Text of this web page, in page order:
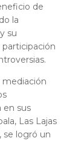
de
la
su
mediación
en sus
Las Lajas
se logró un